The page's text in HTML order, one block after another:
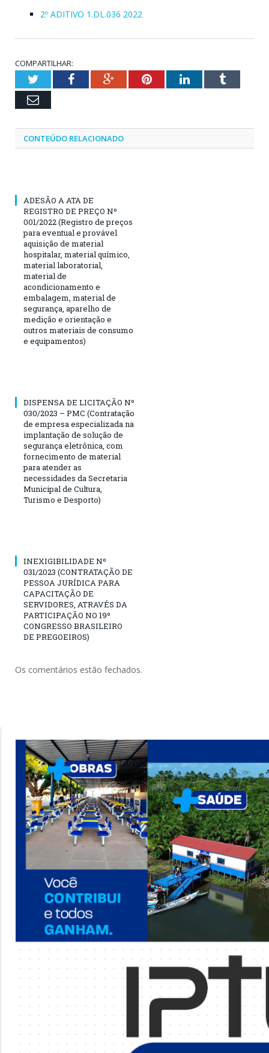
2º ADITIVO 1.DL.036 2022
COMPARTILHAR:
TwitterFacebookGoogle+PinterestLinkedInTumblr
Email
CONTEÚDO RELACIONADO
ADESÃO A ATA DE
REGISTRO DE PREÇO Nº
001/2022 (Registro de preços
para eventual e provável
aquisição de material
hospitalar, material químico,
material laboratorial,
material de
acondicionamento e
embalagem, material de
segurança, aparelho de
medição e orientação e
outros materiais de consumo
e equipamentos)
DISPENSA DE LICITAÇÃO Nº
030/2023 – PMC (Contratação
de empresa especializada na
implantação de solução de
segurança eletrônica, com
fornecimento de material
para atender as
necessidades da Secretaria
Municipal de Cultura,
Turismo e Desporto)
INEXIGIBILIDADE Nº
031/2023 (CONTRATAÇÃO DE
PESSOA JURÍDICA PARA
CAPACITAÇÃO DE
SERVIDORES, ATRAVÉS DA
PARTICIPAÇÃO NO 19º
CONGRESSO BRASILEIRO
DE PREGOEIROS)
Os comentários estão fechados.